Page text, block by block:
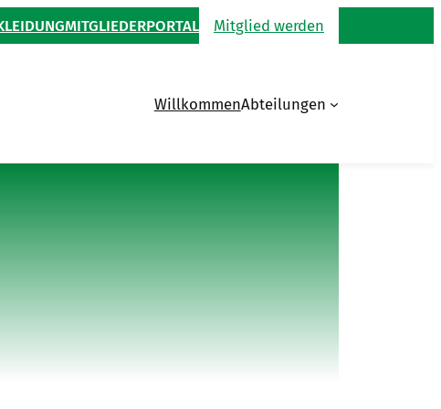
MITGLIEDERPORTAL Mitglied werden
WillkommenAbteilungen